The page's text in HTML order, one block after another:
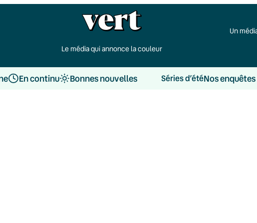
Le média qui annonce la couleur
Un
En continu Bonnes nouvelles Séries d’étéNos enquêtes